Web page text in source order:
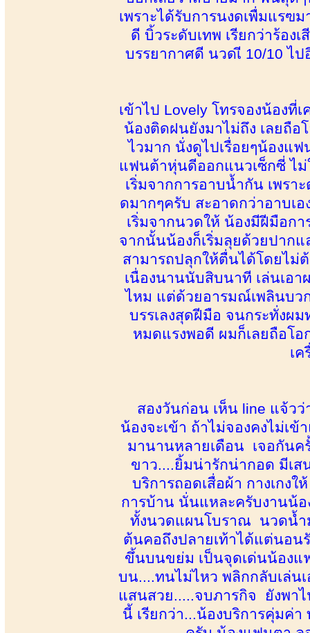
เพราะได้รับการนงดเพื่มแรฃม
ดี บิ้วระดับเทพ เรียกว่าร้อง
บรรยากาศดี นวดเี 10/10 ไ
เข้าไป Lovely โทรจองน้องที่
น้องติดฝนยังมาไม่ถึง เลยถือ
ไวมาก นั่งดูไปเรื่อยๆน้องแ
แฟนต้าหุ่นดีออกแนวเซ็กซี่ ไม่
เริ่มจากการอาบน้ำกัน เพรา
ดมากๆครับ สะอาดกว่าอาบเ
เริ่มจากนวดให้ น้องมีฝีมือก
จากนั้นน้องก็เริ่มลุยด้วยปาก
สามารถปลุกให้ตื่นได้โดยไม่
เนื่องนานนับสิบนาที เล่นเอา
ไหม แต่ด้วยอารมณ์เพลินบว
บรรเลงสุดฝีมือ จนกระทั่งผ
หมดแรงพอดี ผมก็เลยถือโ
เ
สองวันก่อน เห็น line แจ้ว
น้องจะเข้า ถ้าไม่จองคงไม่เ
มานานหลายเดือน เจอกันค
ขาว....ยิ้มน่ารักน่ากอด มีเ
บริการถอดเสื่อผ้า กางเกง
การบ้าน นั่นแหละครับงานน้
ทั้งนวดแผนโบราณ นวดน้ำ
ต้นคอถึงปลายเท้าได้แต่นอน
ขึ้นบนขย่ม เป็นจุดเด่นน้องแ
บน....ทนไม่ไหว พลิกกลับเล่น
แสนสวย.....จบภารกิจ ยังพา
นี้ เรียกว่า...น้องบริการคุ่ม